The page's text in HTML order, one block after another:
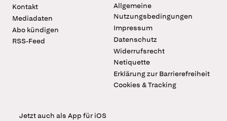
Kontakt
Mediadaten
Abo kündigen
RSS-Feed
Allgemeine
Nutzungsbedingungen
Impressum
Datenschutz
Widerrufsrecht
Netiquette
Erklärung zur Barrierefreiheit
Cookies & Tracking
Jetzt auch als App für iOS